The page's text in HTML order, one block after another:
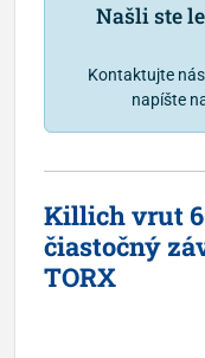
Našli ste
Kontaktujte
napíšte
Killich vrut
čiastočný
TORX